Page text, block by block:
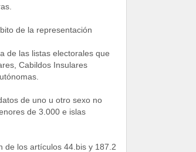
de la representación
de las listas electorales que
Cabildos Insulares
de uno u otro sexo no
de 3.000 e islas
de los artículos 44.bis y 187.2